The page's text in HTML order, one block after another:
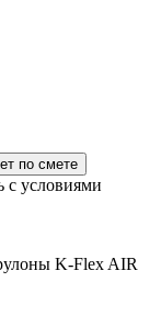
с условиями
K-Flex AIR